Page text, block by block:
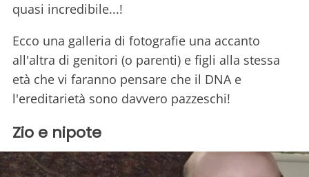
quasi incredibile...!
Ecco una galleria di fotografie una accanto
all'altra di genitori (o parenti) e figli alla stessa
età che vi faranno pensare che il DNA e
l'ereditarietà sono davvero pazzeschi!
Zio e nipote